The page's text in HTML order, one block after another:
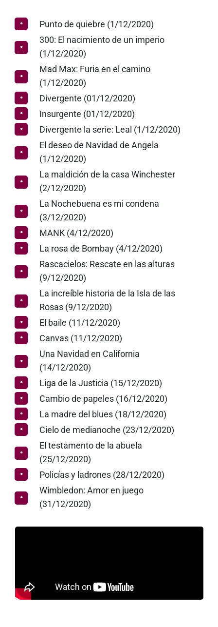
Punto de quiebre (1/12/2020)
300: El nacimiento de un imperio
(1/12/2020)
Mad Max: Furia en el camino
(1/12/2020)
Divergente (01/12/2020)
Insurgente (01/12/2020)
Divergente la serie: Leal (1/12/2020)
El deseo de Navidad de Angela
(1/12/2020)
La maldición de la casa Winchester
(2/12/2020)
La Nochebuena es mi condena
(3/12/2020)
MANK (4/12/2020)
La rosa de Bombay (4/12/2020)
Rascacielos: Rescate en las alturas
(9/12/2020)
La increíble historia de la Isla de las
Rosas (9/12/2020)
El baile (11/12/2020)
Canvas (11/12/2020)
Una Navidad en California
(14/12/2020)
Liga de la Justicia (15/12/2020)
Cambio de papeles (16/12/2020)
La madre del blues (18/12/2020)
Cielo de medianoche (23/12/2020)
El testamento de la abuela
(25/12/2020)
Policías y ladrones (28/12/2020)
Wimbledon: Amor en juego
(31/12/2020)